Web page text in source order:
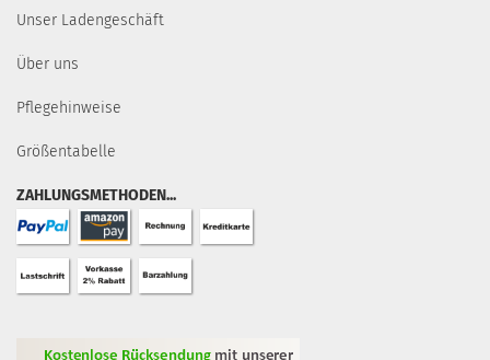
Unser Ladengeschäft
Über uns
Pflegehinweise
Größentabelle
ZAHLUNGSMETHODEN...